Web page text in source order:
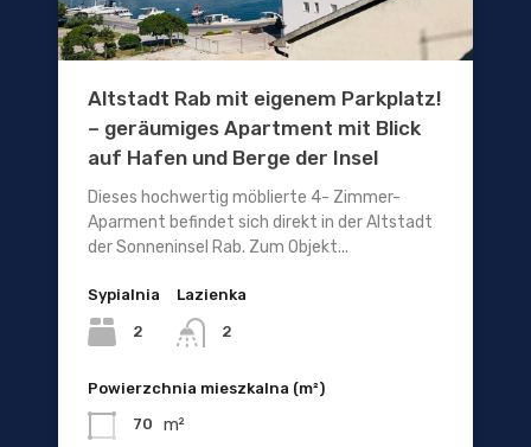
Altstadt Rab mit eigenem Parkplatz!
– geräumiges Apartment mit Blick
auf Hafen und Berge der Insel
Dieses hochwertig möblierte 4- Zimmer-
Aparment befindet sich direkt in der Altstadt
der Sonneninsel Rab. Zum Objekt...
Sypialnia
2
Lazienka
2
Powierzchnia mieszkalna (m²)
70 m²